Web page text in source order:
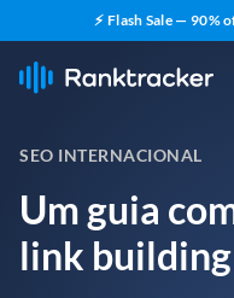
⚡ Flash Sale —
SEO INTERNACIONAL
Um guia
link building